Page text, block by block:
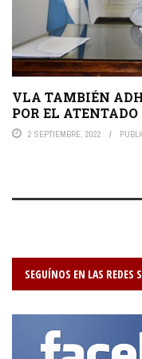
VLA TAMBIÉN
POR EL ATENTADO
2 SEPTIEMBRE, 2022
SEGUÍNOS EN LAS REDES